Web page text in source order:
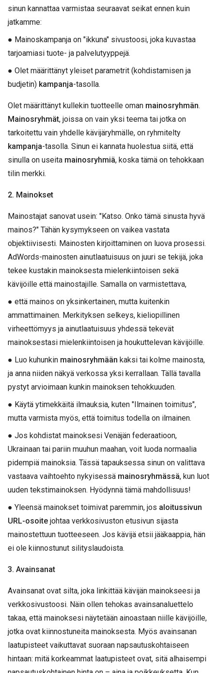
sinun kannattaa varmistaa seuraavat seikat ennen kuin
jatkamme:
● Mainoskampanja on "ikkuna" sivustoosi, joka kuvastaa
tarjoamiasi tuote- ja palvelutyyppejä.
● Olet määrittänyt yleiset parametrit (kohdistamisen ja
budjetin) kampanja-tasolla.
Olet määrittänyt kullekin tuotteelle oman mainosryhmän.
Mainosryhmät, joissa on vain yksi teema tai jotka on
tarkoitettu vain yhdelle kävijäryhmälle, on ryhmitelty
kampanja-tasolla. Sinun ei kannata huolestua siitä, että
sinulla on useita mainosryhmiä, koska tämä on tehokkaan
tilin merkki.
2. Mainokset
Mainostajat sanovat usein: "Katso. Onko tämä sinusta hyvä
mainos?" Tähän kysymykseen on vaikea vastata
objektiivisesti. Mainosten kirjoittaminen on luova prosessi.
AdWords-mainosten ainutlaatuisuus on juuri se tekijä, joka
tekee kustakin mainoksesta mielenkiintoisen sekä
kävijöille että mainostajille. Samalla on varmistettava,
● että mainos on yksinkertainen, mutta kuitenkin
ammattimainen. Merkityksen selkeys, kieliopillinen
virheettömyys ja ainutlaatuisuus yhdessä tekevät
mainoksestasi mielenkiintoisen ja houkuttelevan kävijöille.
● Luo kuhunkin mainosryhmään kaksi tai kolme mainosta,
ja anna niiden näkyä verkossa yksi kerrallaan. Tällä tavalla
pystyt arvioimaan kunkin mainoksen tehokkuuden.
● Käytä ytimekkäitä ilmauksia, kuten "Ilmainen toimitus",
mutta varmista myös, että toimitus todella on ilmainen.
● Jos kohdistat mainoksesi Venäjän federaatioon,
Ukrainaan tai pariin muuhun maahan, voit luoda normaalia
pidempiä mainoksia. Tässä tapauksessa sinun on valittava
vastaava vaihtoehto nykyisessä mainosryhmässä, kun luot
uuden tekstimainoksen. Hyödynnä tämä mahdollisuus!
● Yleensä mainokset toimivat paremmin, jos aloitussivun
URL-osoite johtaa verkkosivuston etusivun sijasta
mainostettuun tuotteeseen. Jos kävijä etsii jääkaappia, hän
ei ole kiinnostunut silityslaudoista.
3. Avainsanat
Avainsanat ovat silta, joka linkittää kävijän mainokseesi ja
verkkosivustoosi. Näin ollen tehokas avainsanaluettelo
takaa, että mainoksesi näytetään ainoastaan niille kävijöille,
jotka ovat kiinnostuneita mainoksesta. Myös avainsanan
laatupisteet vaikuttavat suoraan napsautuskohtaiseen
hintaan: mitä korkeammat laatupisteet ovat, sitä alhaisempi